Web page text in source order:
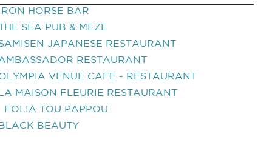
HORSE BAR
SEA PUB & MEZE
JAPANESE RESTAURANT
RESTAURANT
VENUE CAFE - RESTAURANT
MAISON FLEURIE RESTAURANT
FOLIA TOU PAPPOU
BEAUTY